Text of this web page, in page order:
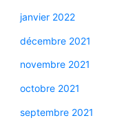
janvier 2022
décembre 2021
novembre 2021
octobre 2021
septembre 2021